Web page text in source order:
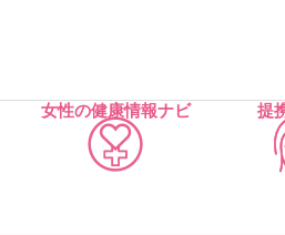
女性の健康情報ナビ 提